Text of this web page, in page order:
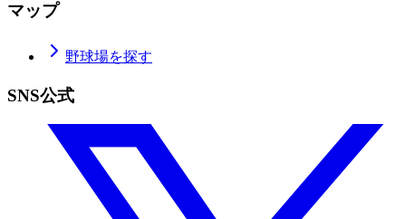
マップ
野球場を探す
SNS公式